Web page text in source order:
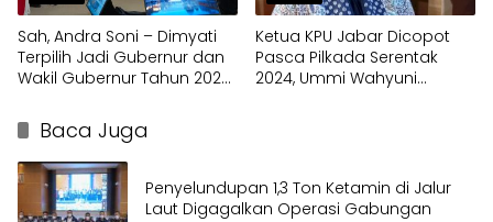
Sah, Andra Soni – Dimyati
Terpilih Jadi Gubernur dan
Wakil Gubernur Tahun 2024,
Ketua KPU Jabar Dicopot
Pasca Pilkada Serentak
2024, Ummi Wahyuni
Baca Juga
Penyelundupan 1,3 Ton Ketamin di Jalur
Laut Digagalkan Operasi Gabungan